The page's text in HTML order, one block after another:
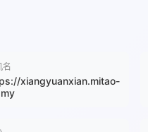
名
xiangyuanxian.mitao-